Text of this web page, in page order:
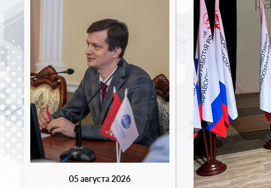
05 августа 2026